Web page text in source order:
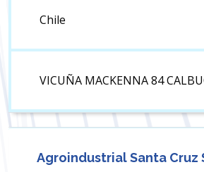
Chile
VICUÑA MACKENNA 84
Agroindustrial Santa Cruz